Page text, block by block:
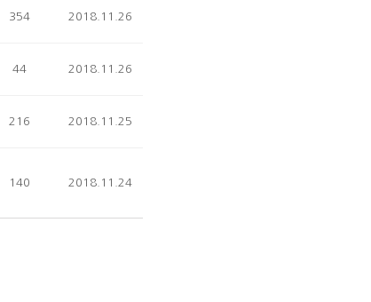
354 2018.11.26
44 2018.11.26
216 2018.11.25
140 2018.11.24